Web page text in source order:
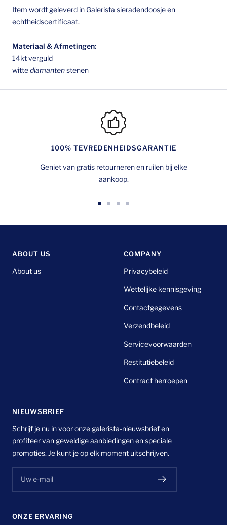
Item wordt geleverd in Galerista sieradendoosje en
echtheidscertificaat.
Materiaal & Afmetingen:
14kt verguld
wittediamantenstenen
100% TEVREDENHEIDSGARANTIE
Geniet van gratis retourneren en ruilen bij elke
aankoop.
ABOUT US
About us
COMPANY
Privacybeleid
Wettelijke kennisgeving
Contactgegevens
Verzendbeleid
Servicevoorwaarden
Restitutiebeleid
Contract herroepen
NIEUWSBRIEF
Schrijf je nu in voor onze galerista-nieuwsbrief en
profiteer van geweldige aanbiedingen en speciale
promoties. Je kunt je op elk moment uitschrijven.
Uw e-mail
ONZE ERVARING